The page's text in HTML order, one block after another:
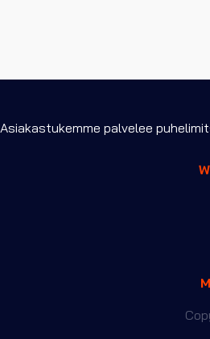
Asiakastukemme palvelee